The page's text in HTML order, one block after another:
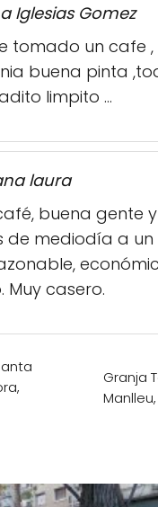
Iglesias Gomez
tomado un cafe ,
buena pinta
limpito ...
laura
buena gente
de mediodía a un
Muy casero.
Granja